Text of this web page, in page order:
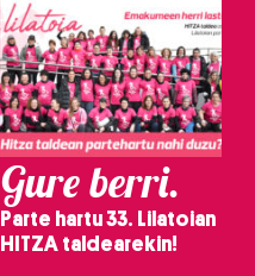
Gure berri.
Parte hartu 33. Lilatoian
HITZA taldearekin!